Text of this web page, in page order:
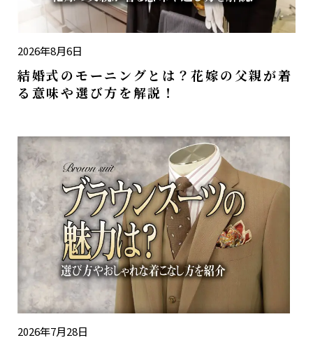
2026年8月6日
結婚式のモーニングとは？花嫁の父親が着
る意味や選び方を解説！
2026年7月28日